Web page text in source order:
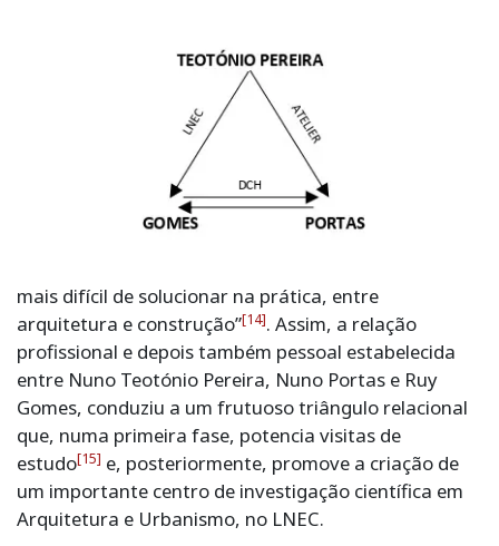
mais difícil de solucionar na prática, entre
arquitetura e construção”[14]. Assim, a relação
profissional e depois também pessoal estabelecida
entre Nuno Teotónio Pereira, Nuno Portas e Ruy
Gomes, conduziu a um frutuoso triângulo relacional
que, numa primeira fase, potencia visitas de
estudo[15] e, posteriormente, promove a criação de
um importante centro de investigação científica em
Arquitetura e Urbanismo, no LNEC.